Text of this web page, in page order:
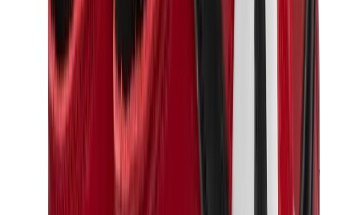
بناطيل وجوغرز وشورتات